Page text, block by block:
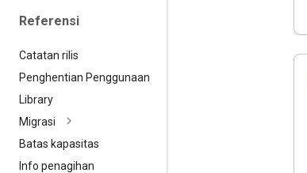
Referensi
Catatan rilis
Penghentian Penggunaan
Library
Migrasi
Batas kapasitas
Info penagihan